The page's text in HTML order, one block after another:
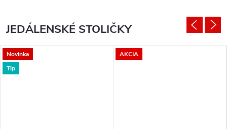
JEDÁLENSKÉ STOLIČKY
Novinka
Tip
AKCIA